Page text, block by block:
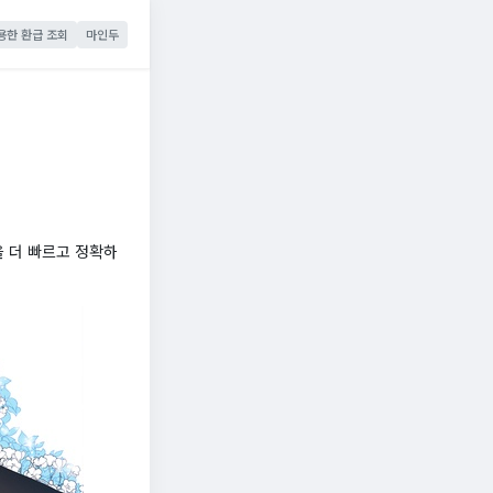
한 환급 조회 마인두
더 빠르고 정확하